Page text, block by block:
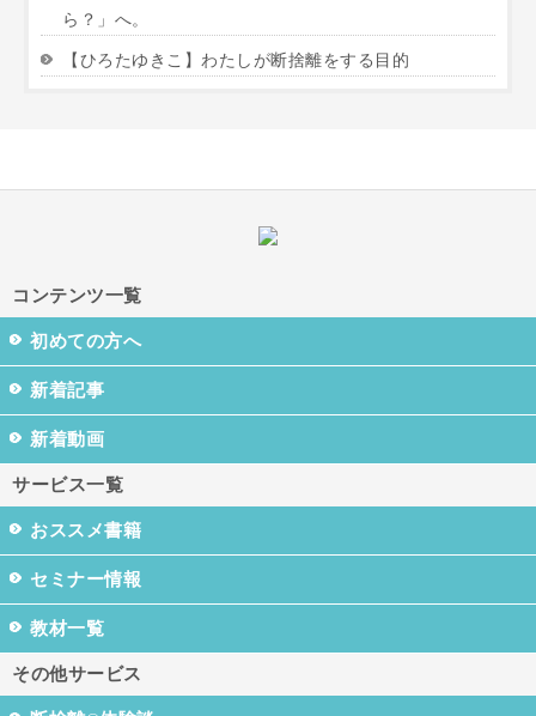
ら？」へ。
【ひろたゆきこ】わたしが断捨離をする目的
コンテンツ一覧
初めての方へ
新着記事
新着動画
サービス一覧
おススメ書籍
セミナー情報
教材一覧
その他サービス